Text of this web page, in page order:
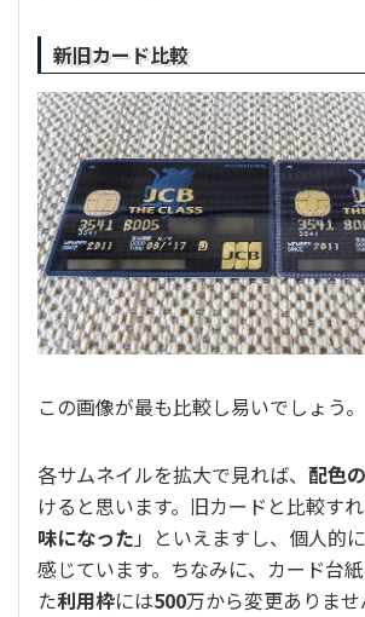
新旧カード比較
この画像が最も比較し易いでしょう。
各サムネイルを拡大で見れば、 配色
けると思います。旧カードと比較す
味になった 」といえますし、個人的
感じています。ちなみに、カード台
た利用枠には500万から変更ありま